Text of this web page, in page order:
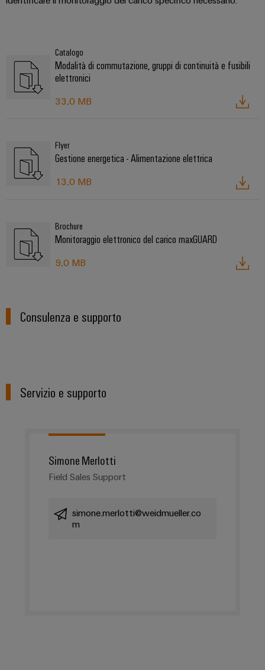
Catalogo
Modalità di commutazione, gruppi di continuità e fusibili
elettronici
33,0 MB
Flyer
Gestione energetica - Alimentazione elettrica
13,0 MB
Brochure
Monitoraggio elettronico del carico maxGUARD
9,0 MB
Consulenza e supporto
Servizio e supporto
Simone Merlotti
Field Sales Support
simone.merlotti@weidmueller.co
m